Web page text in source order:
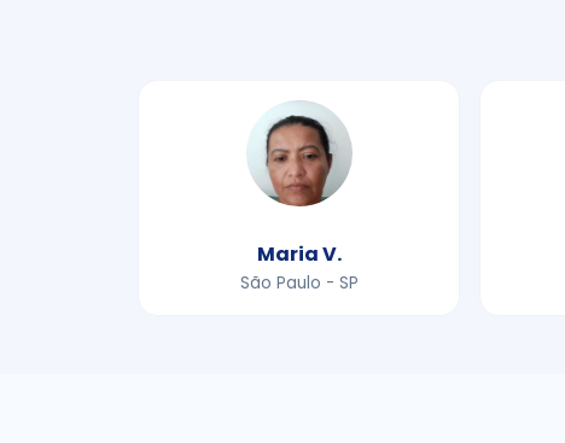
Maria V.
São Paulo - SP